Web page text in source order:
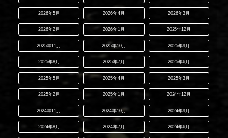
2026年5月 2026年4月 2026年3月
2026年2月 2026年1月 2025年12月
2025年11月 2025年10月 2025年9月
2025年8月 2025年7月 2025年6月
2025年5月 2025年4月 2025年3月
2025年2月 2025年1月 2024年12月
2024年11月 2024年10月 2024年9月
2024年8月 2024年7月 2024年6月